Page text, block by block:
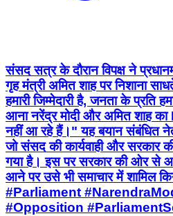
संसद सत्र के दौरान विपक्ष ने
गृह मंत्री अमित शाह पर निशाना
हमारी जिम्मेदारी है, जनता के प्रति
आना नरेंद्र मोदी और अमित शाह
नहीं आ रहे हैं।" यह बयान संबंधित
जो संसद की कार्यवाही और सरकार
गया है। इस पर सरकार की ओर से
आने पर उसे भी समाचार में शामिल
#Parliament
#Opposition